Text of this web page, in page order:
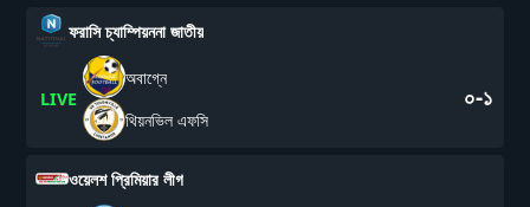
ফরাসি চ্যাম্পিয়ননা জাতীয়
LIVE
অবাগ্নে
থিয়নভিল এফসি
০-১
ওয়েলশ প্রিমিয়ার লীগ